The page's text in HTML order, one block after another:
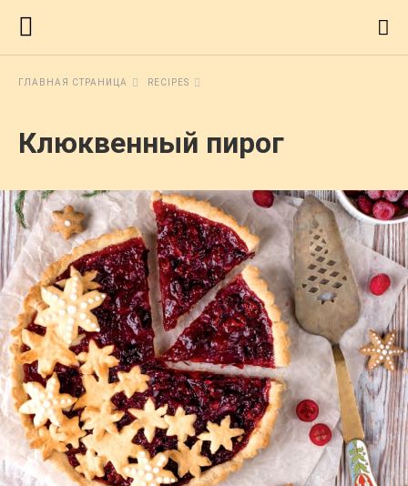
ГЛАВНАЯ СТРАНИЦА RECIPES
Клюквенный пирог